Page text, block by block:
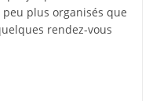
:
plus organisés que
rendez-vous